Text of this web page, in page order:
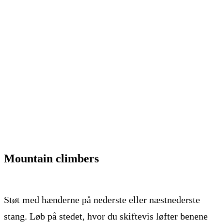
Mountain climbers
Støt med hænderne på nederste eller næstnederste
stang. Løb på stedet, hvor du skiftevis løfter benene